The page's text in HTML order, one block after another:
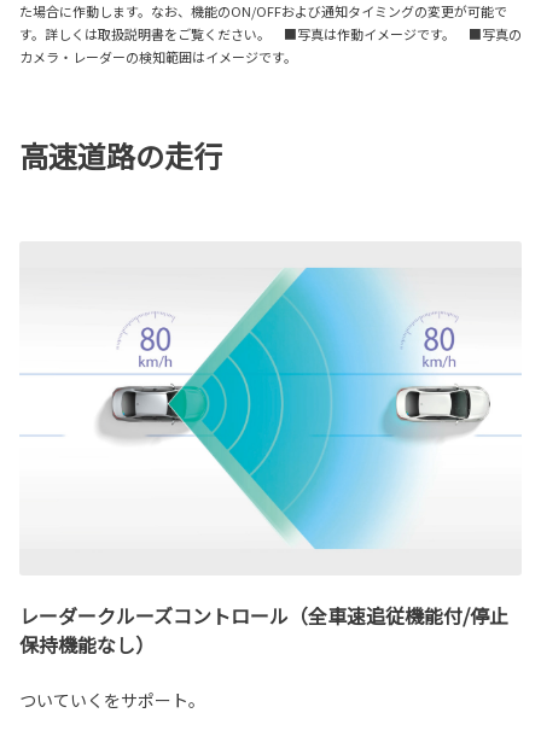
た場合に作動します。なお、機能のON/OFFおよび通知タイミングの変更が可能で
す。詳しくは取扱説明書をご覧ください。 ■写真は作動イメージです。 ■写真の
カメラ・レーダーの検知範囲はイメージです。
高速道路の走行
レーダークルーズコントロール（全車速追従機能付/停止
保持機能なし）
ついていくをサポート。